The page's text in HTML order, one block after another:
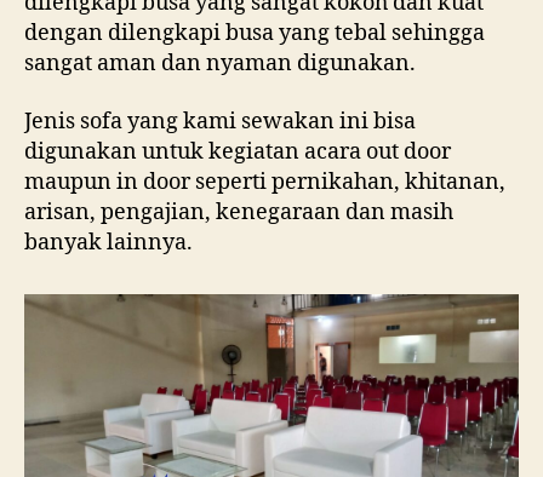
dengan dilengkapi busa yang tebal sehingga
sangat aman dan nyaman digunakan.
Jenis sofa yang kami sewakan ini bisa
digunakan untuk kegiatan acara out door
maupun in door seperti pernikahan, khitanan,
arisan, pengajian, kenegaraan dan masih
banyak lainnya.